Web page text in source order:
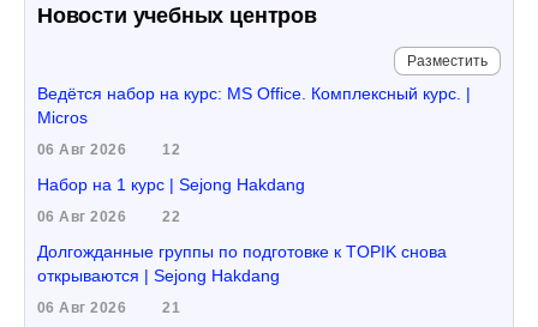
Новости учебных центров
Разместить
Ведётся набор на курс: MS Office. Комплексный курс. |
Micros
06 Авг 2026 12
Набор на 1 курс | Sejong Hakdang
06 Авг 2026 22
Долгожданные группы по подготовке к TOPIK снова
открываются | Sejong Hakdang
06 Авг 2026 21